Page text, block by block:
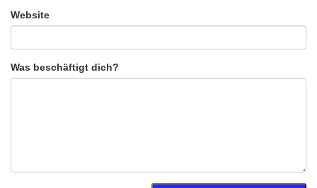
Website
Was beschäftigt dich?